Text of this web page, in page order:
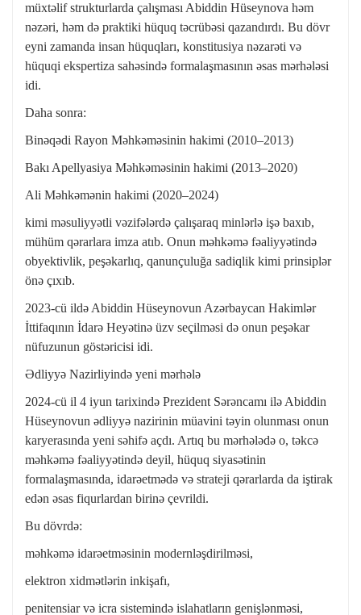
müxtəlif strukturlarda çalışması Abiddin Hüseynova həm
nəzəri, həm də praktiki hüquq təcrübəsi qazandırdı. Bu dövr
eyni zamanda insan hüquqları, konstitusiya nəzarəti və
hüquqi ekspertiza sahəsində formalaşmasının əsas mərhələsi
idi.
Daha sonra:
Binəqədi Rayon Məhkəməsinin hakimi (2010–2013)
Bakı Apellyasiya Məhkəməsinin hakimi (2013–2020)
Ali Məhkəmənin hakimi (2020–2024)
kimi məsuliyyətli vəzifələrdə çalışaraq minlərlə işə baxıb,
mühüm qərarlara imza atıb. Onun məhkəmə fəaliyyətində
obyektivlik, peşəkarlıq, qanunçuluğa sadiqlik kimi prinsiplər
önə çıxıb.
2023-cü ildə Abiddin Hüseynovun Azərbaycan Hakimlər
İttifaqının İdarə Heyətinə üzv seçilməsi də onun peşəkar
nüfuzunun göstəricisi idi.
Ədliyyə Nazirliyində yeni mərhələ
2024-cü il 4 iyun tarixində Prezident Sərəncamı ilə Abiddin
Hüseynovun ədliyyə nazirinin müavini təyin olunması onun
karyerasında yeni səhifə açdı. Artıq bu mərhələdə o, təkcə
məhkəmə fəaliyyətində deyil, hüquq siyasətinin
formalaşmasında, idarəetmədə və strateji qərarlarda da iştirak
edən əsas fiqurlardan birinə çevrildi.
Bu dövrdə:
məhkəmə idarəetməsinin modernləşdirilməsi,
elektron xidmətlərin inkişafı,
penitensiar və icra sistemində islahatların genişlənməsi,